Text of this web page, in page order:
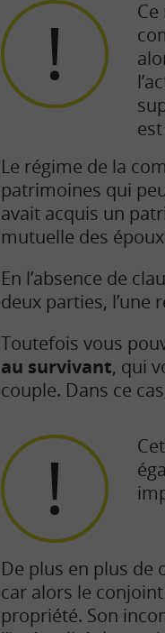
Le régime de la
patrimoines qui
avait acquis un
mutuelle des
En l’absence de
deux parties, l’une
Toutefois vous
au survivant, qui
couple. Dans ce
De plus en plus de
car alors le
propriété. Son